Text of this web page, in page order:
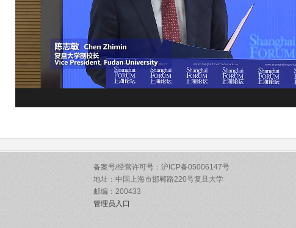
备案号/经营许可号：沪ICP备05006147号
地址：中国上海市邯郸路220号复旦大学
邮编：200433
管理员入口